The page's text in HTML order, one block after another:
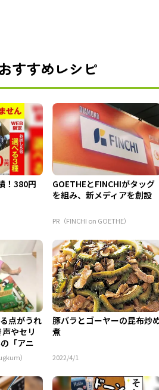
おすすめレシピ
！380円
GOETHEとFINCHIがタッグ
を組み、新メディアを創設
PR（FINCHI on GOETHE）
点がうれ
やセリ
「アニ
）
豚バラとゴーヤーの昆布炒
煮
2022/4/1